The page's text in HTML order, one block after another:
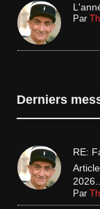
Par
Derniers
RE:
2026...
Par